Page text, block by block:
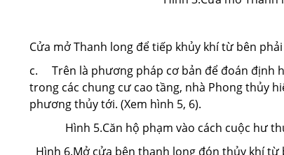
Cửa mở Thanh long để tiếp khủy khí từ bên
c. Trên là phương pháp cơ bản để đoán định
trong các chung cư cao tầng, nhà Phong thủy
phương thủy tới. (Xem hình 5, 6).
Hình 5.Căn hộ phạm vào cách cuộc hư
Hình 6.Mở cửa bên thanh long đón thủy khí